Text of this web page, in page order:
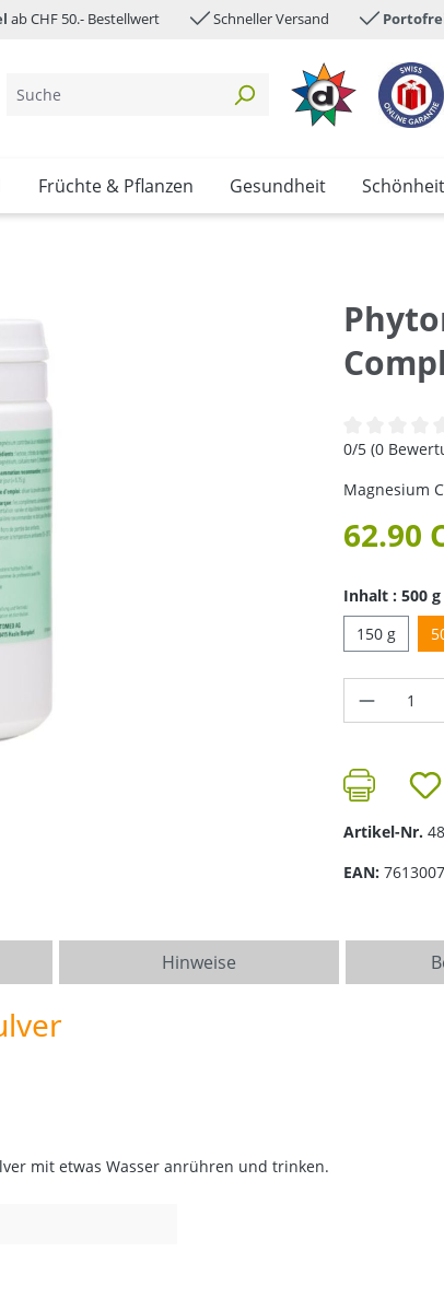
ab CHF 50.- Bestellwert Schneller Versand
Früchte & Pflanzen Gesundheit Schönheit
0/5 (0
Magnesium
62.90
Inhalt : 500 g
150 g
Artikel-Nr.
EAN:
Hinweise
mit etwas Wasser anrühren und trinken.